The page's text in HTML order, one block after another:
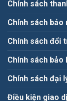
Chính sách
Chính sách bảo
Chính sách đổi
Chính sách bảo
Chính sách đại
Điều kiện giao